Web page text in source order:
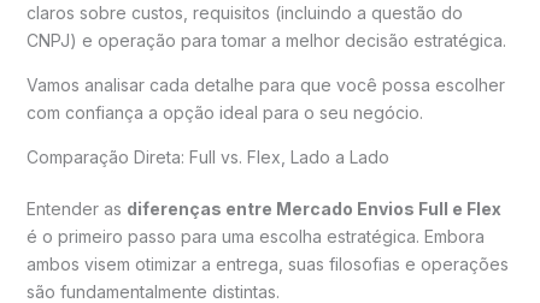
claros sobre custos, requisitos (incluindo a questão do
CNPJ) e operação para tomar a melhor decisão estratégica.
Vamos analisar cada detalhe para que você possa escolher
com confiança a opção ideal para o seu negócio.
Comparação Direta: Full vs. Flex, Lado a Lado
Entender as diferenças entre Mercado Envios Full e Flex
é o primeiro passo para uma escolha estratégica. Embora
ambos visem otimizar a entrega, suas filosofias e operações
são fundamentalmente distintas.